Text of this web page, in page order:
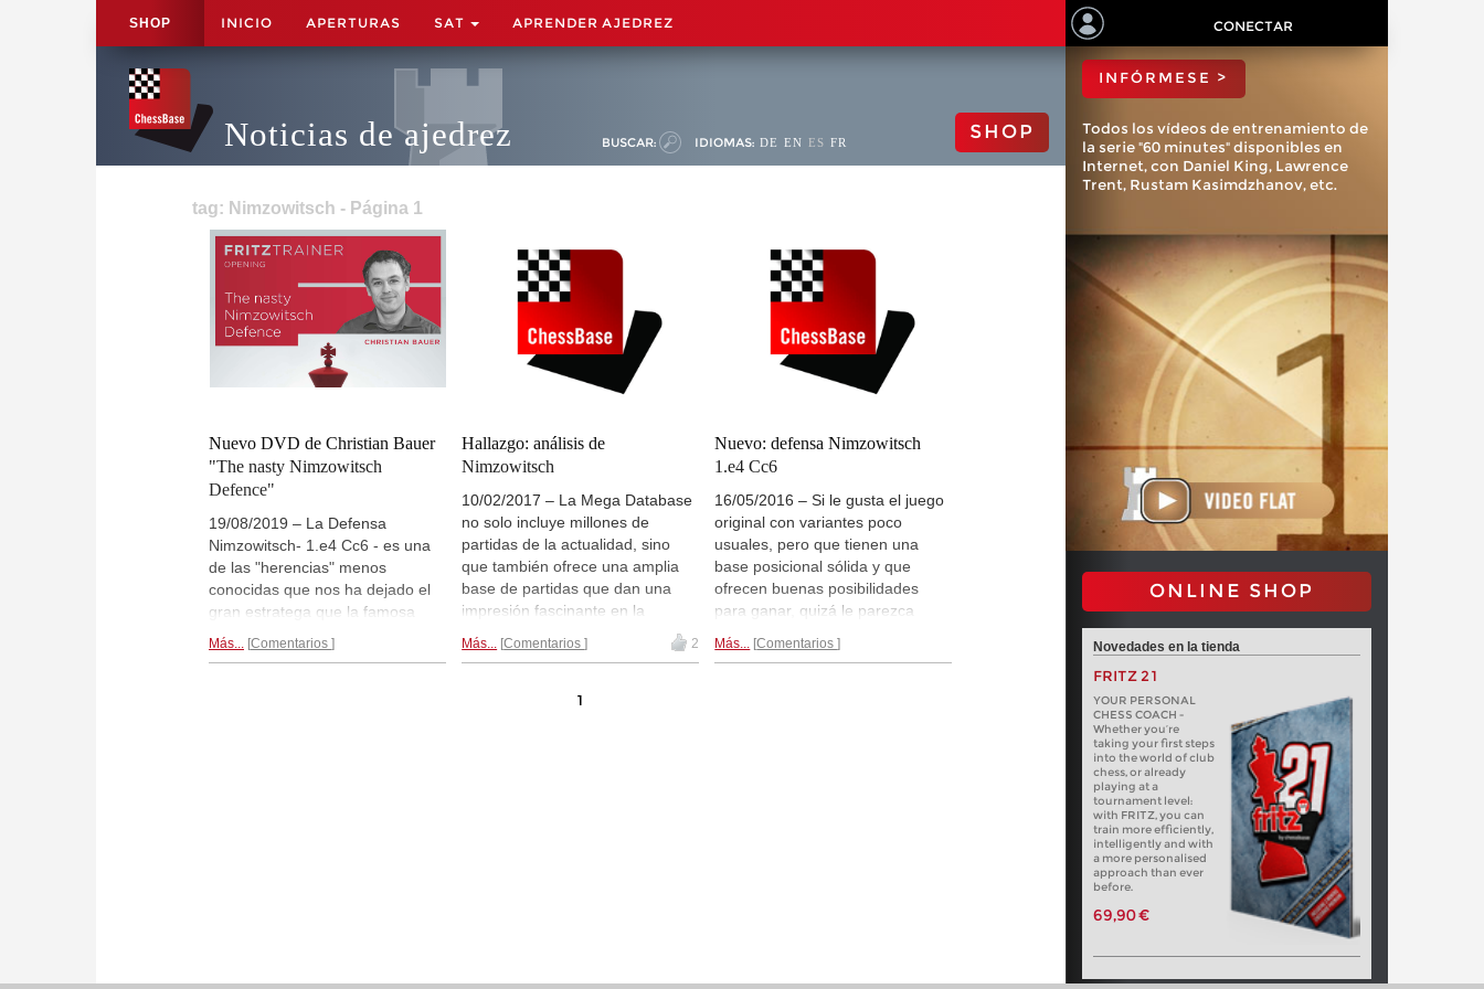
SHOP INICIO APERTURAS SAT APRENDER AJEDREZ CONECTAR
Noticias de ajedrez BUSCAR: IDIOMAS: DE EN ES FR SHOP
tag: Nimzowitsch - Página 1
Nuevo DVD de Christian Bauer
"The nasty Nimzowitsch
Defence"
19/08/2019 – La Defensa
Nimzowitsch- 1.e4 Cc6 - es una
de las "herencias" menos
conocidas que nos ha dejado el
gran estratega que la famosa
Nimzo India. Esa última tiene
fama de ser una de las
Más... Comentarios
Hallazgo: análisis de
Nimzowitsch
10/02/2017 – La Mega Database
no solo incluye millones de
partidas de la actualidad, sino
que también ofrece una amplia
base de partidas que dan una
impresión fascinante en la
historia del ajedrez. A veces se
hacen nuevos descubrimientos
historiadores encontraron en el
Más... Comentarios 2
Nuevo: defensa Nimzowitsch
1.e4 Cc6
16/05/2016 – Si le gusta el juego
original con variantes poco
usuales, pero que tienen una
base posicional sólida y que
ofrecen buenas posibilidades
para ganar, quizá le parezca
1.e4. En el nuevo DVD de
Más... Comentarios
1
ChessBase?
INFÓRMESE >
Todos los vídeos de entrenamiento de
la serie "60 minutes" disponibles en
Internet, con Daniel King, Lawrence
Trent, Rustam Kasimdzhanov, etc.
ONLINE SHOP
Novedades en la tienda
FRITZ 21
YOUR PERSONAL
CHESS COACH -
Whether you’re
taking your first steps
into the world of club
chess, or already
playing at a
tournament level:
with FRITZ, you can
train more efficiently,
intelligently and with
a more personalised
approach than ever
before.
69,90 €